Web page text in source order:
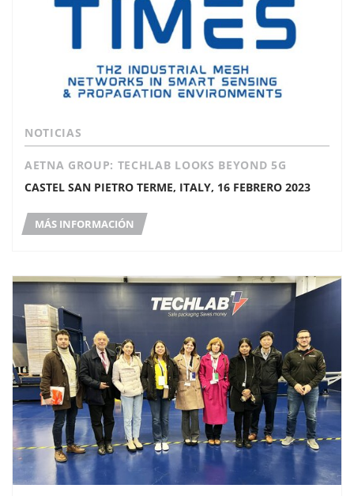
NOTICIAS
AETNA GROUP: TECHLAB LOOKS BEYOND 5G
CASTEL SAN PIETRO TERME, ITALY, 16 FEBRERO 2023
MÁS INFORMACIÓN